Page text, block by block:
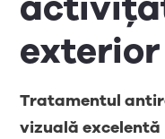
exterior
Tratamentul
vizuală